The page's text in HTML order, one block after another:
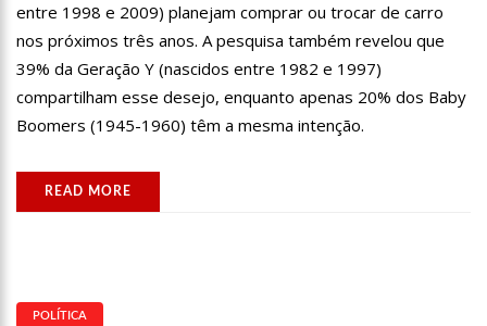
22:45
HISSA ABRAHÃO TEM CANDIDATURA DEFERIDA PELA JUSTIÇA
ELEITORAL
20:33 HISSA ABRAHÃO PEDE AOS ELEITORES QUE COMPAREÇAM ÀS
10:39 TECNOLOGIA 5G: SINAL EM MANAUS SERÁ ATIVADO ATÉ
NOVEMBRO DESTE ANO
10:32 VACINAÇÃO CONTRA COVID-19 ACONTECE EM 12 POSTOS NESTE
MELHORIA DA QUALIDADE DAS ESCOLAS NO AMAZONAS
entre 1998 e 2009) planejam comprar ou trocar de carro
nos próximos três anos. A pesquisa também revelou que
39% da Geração Y (nascidos entre 1982 e 1997)
compartilham esse desejo, enquanto apenas 20% dos Baby
Boomers (1945-1960) têm a mesma intenção.
READ MORE
POLÍTICA